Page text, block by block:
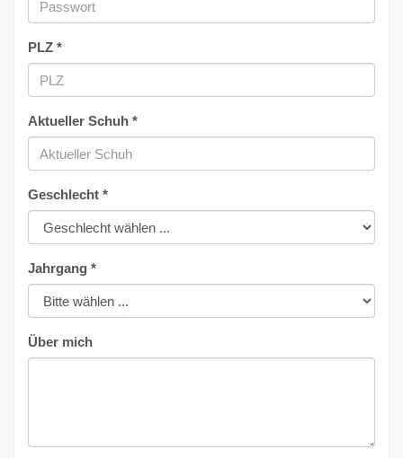
PLZ *
Aktueller Schuh *
Geschlecht *
Jahrgang *
Über mich